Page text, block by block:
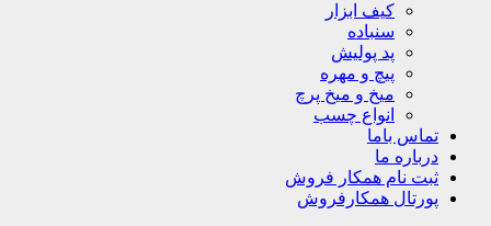
کیف ابزار
سنباده
پد پولیش
پیچ و مهره
میخ و میخ پرچ
انواع چسب
تماس باما
درباره ما
ثبت نام همکار فروش
پورتال همکارفروش